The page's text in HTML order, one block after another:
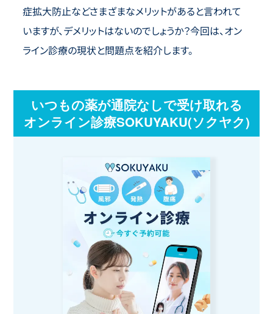
症拡大防止などさまざまなメリットがあると言われて
いますが、デメリットはないのでしょうか？今回は、オン
ライン診療の現状と問題点を紹介します。
いつもの薬が通院なしで受け取れる
オンライン診療SOKUYAKU(ソクヤク)